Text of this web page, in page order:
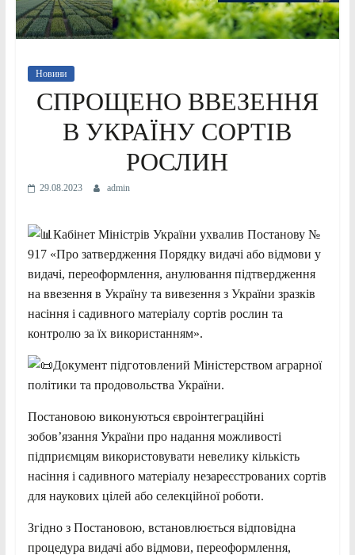
Новини
СПРОЩЕНО ВВЕЗЕННЯ
В УКРАЇНУ СОРТІВ
РОСЛИН
29.08.2023 admin
Кабінет Міністрів України ухвалив Постанову №
917 «Про затвердження Порядку видачі або відмови у
видачі, переоформлення, анулювання підтвердження
на ввезення в Україну та вивезення з України зразків
насіння і садивного матеріалу сортів рослин та
контролю за їх використанням».
Документ підготовлений Міністерством аграрної
політики та продовольства України.
Постановою виконуються євроінтеграційні
зобов’язання України про надання можливості
підприємцям використовувати невелику кількість
насіння і садивного матеріалу незареєстрованих сортів
для наукових цілей або селекційної роботи.
Згідно з Постановою, встановлюється відповідна
процедура видачі або відмови, переоформлення,